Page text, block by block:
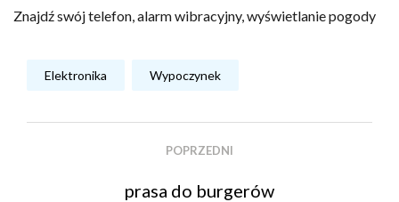
Znajdź swój telefon, alarm wibracyjny, wyświetlanie pogody
Elektronika Wypoczynek
POPRZEDNI
prasa do burgerów